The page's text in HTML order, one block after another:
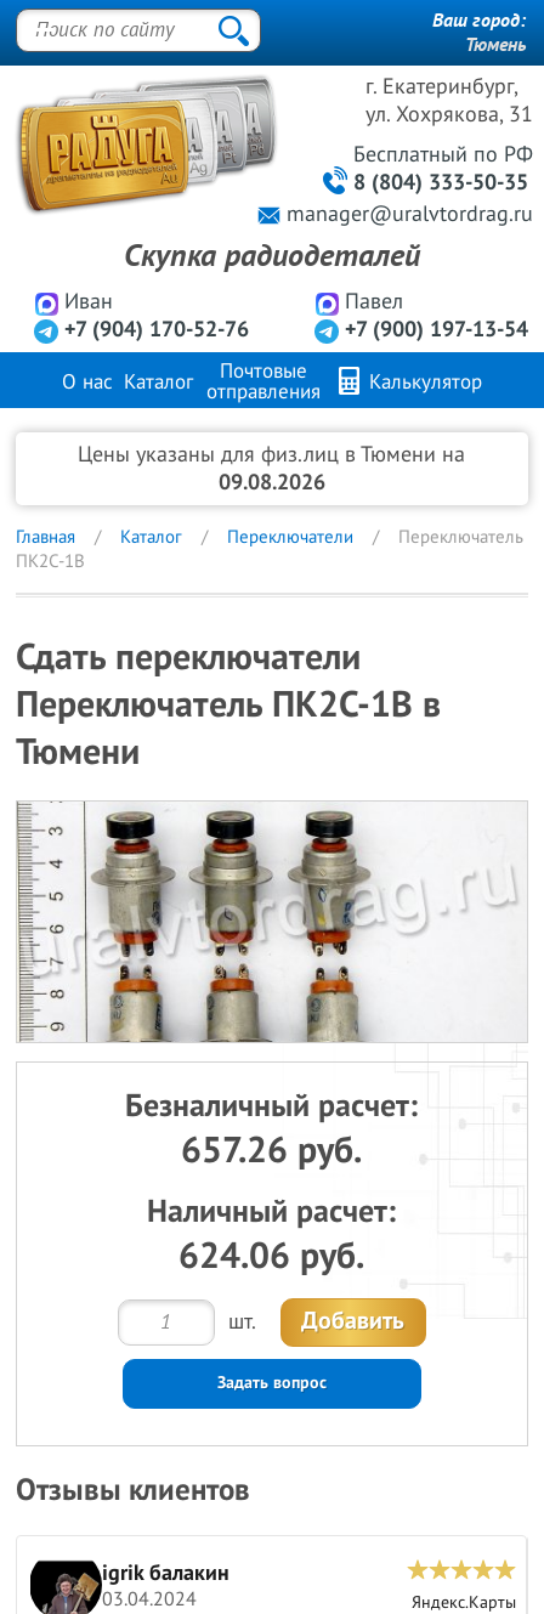
г. Екатеринбург,
ул. Хохрякова, 31
Иван
+7 (904) 170-52-76
Павел
+7 (900) 197-13-54
Бесплатный по РФ
8 (804) 333-50-35
manager@uralvtordrag.ru
Скупка радиодеталей
Ваш город:
Тюмень
О нас Каталог
Почтовые
отправления
Калькулятор
Продажа металлов Контакты
Цены указаны для физ.лиц в Тюмени на
09.08.2026
Главная Каталог Переключатели
Переключатель
ПК2С-1В
Сдать переключатели
Переключатель ПК2С-1В в
Тюмени
Безналичный расчет:
657.26 руб.
Наличный расчет:
624.06 руб.
шт. Добавить
Задать вопрос
Отзывы клиентов
igrik балакин
03.04.2024 Яндекс.Карты